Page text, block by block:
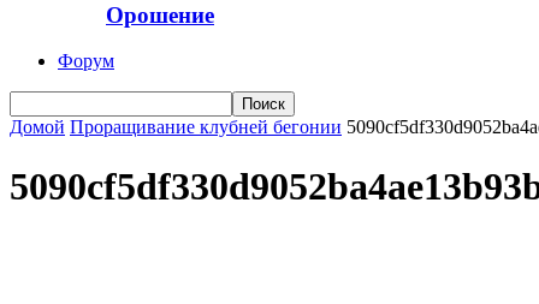
Орошение
Форум
Домой Проращивание клубней бегонии